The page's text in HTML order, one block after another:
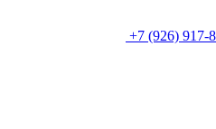
+7 (926) 917-